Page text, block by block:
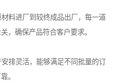
料进厂到较终成品出厂，每一道
，确保产品符合客户要求。
排灵活，能够满足不同批量的订
。